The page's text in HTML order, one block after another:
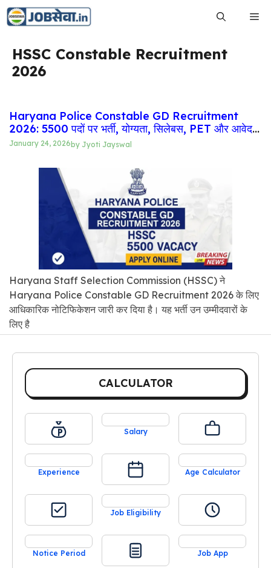
Skip
HSSC Constable Recruitment
2026
Haryana Police Constable GD Recruitment
2026: 5500 पदों पर भर्ती, योग्यता, सिलेबस, PET और आवेदन
प्रक्रिया
January 24, 2026 by Jyoti Jayswal
Haryana Staff Selection Commission (HSSC) ने
Haryana Police Constable GD Recruitment 2026 के लिए
आधिकारिक नोटिफिकेशन जारी कर दिया है। यह भर्ती उन उम्मीदवारों के
लिए है
CALCULATOR
Salary
Experience Age Calculator
Job Eligibility
Notice Period Job App